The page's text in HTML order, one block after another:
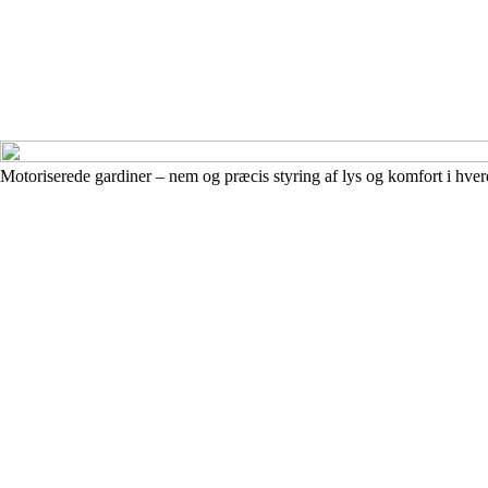
Motoriserede gardiner – nem og præcis styring af lys og komfort i